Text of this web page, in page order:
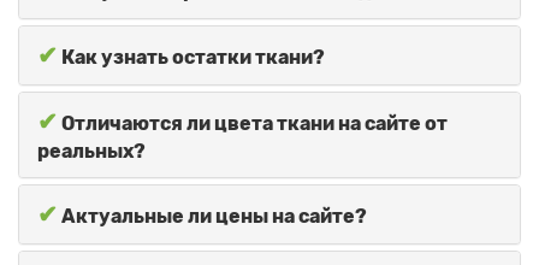
✔ Как узнать остатки ткани?
✔ Отличаются ли цвета ткани на сайте от
реальных?
✔ Актуальные ли цены на сайте?